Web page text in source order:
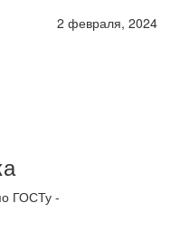
2 февраля, 2024
ГОСТу -